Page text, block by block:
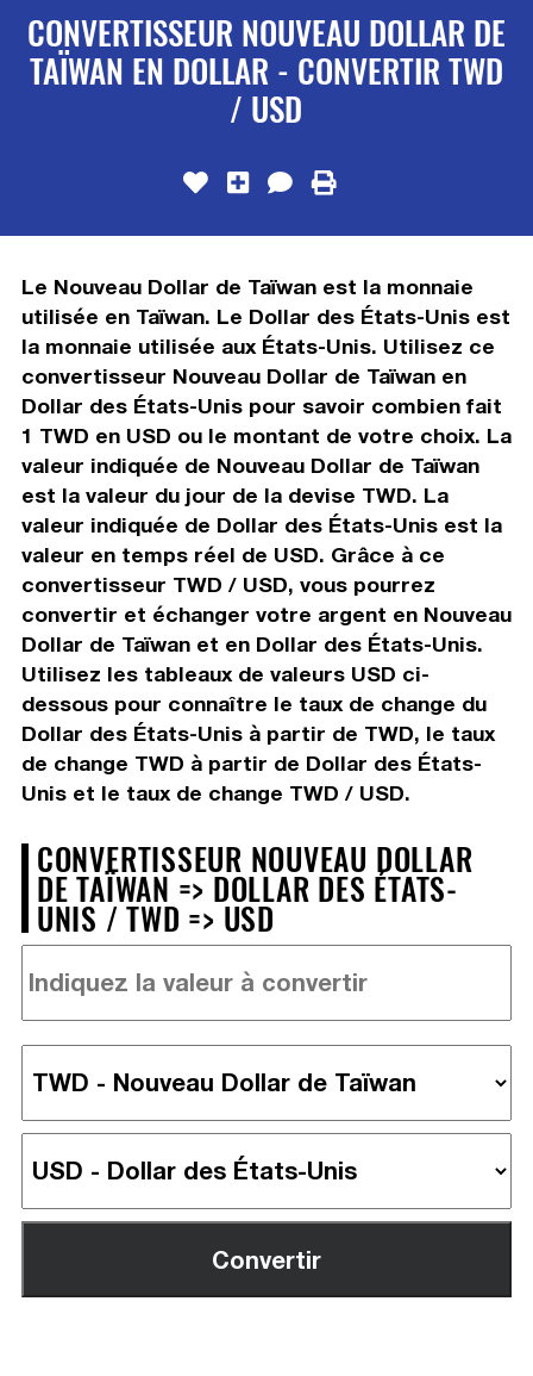
CONVERTISSEUR NOUVEAU DOLLAR DE
TAÏWAN EN DOLLAR - CONVERTIR TWD
/ USD
Le Nouveau Dollar de Taïwan est la monnaie
utilisée en Taïwan. Le Dollar des États-Unis est
la monnaie utilisée aux États-Unis. Utilisez ce
convertisseur Nouveau Dollar de Taïwan en
Dollar des États-Unis pour savoir combien fait
1 TWD en USD ou le montant de votre choix. La
valeur indiquée de Nouveau Dollar de Taïwan
est la valeur du jour de la devise TWD. La
valeur indiquée de Dollar des États-Unis est la
valeur en temps réel de USD. Grâce à ce
convertisseur TWD / USD, vous pourrez
convertir et échanger votre argent en Nouveau
Dollar de Taïwan et en Dollar des États-Unis.
Utilisez les tableaux de valeurs USD ci-
dessous pour connaître le taux de change du
Dollar des États-Unis à partir de TWD, le taux
de change TWD à partir de Dollar des États-
Unis et le taux de change TWD / USD.
CONVERTISSEUR NOUVEAU DOLLAR
DE TAÏWAN => DOLLAR DES ÉTATS-
UNIS / TWD => USD